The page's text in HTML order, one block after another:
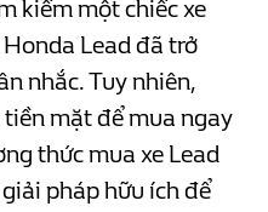
kiếm một chiếc xe
Lead đã trở
nhắc. Tuy nhiên,
mặt để mua ngay
thức mua xe Lead
pháp hữu ích để